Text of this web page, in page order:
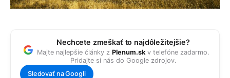
Nechcete zmeškať to najdôležitejšie?
Majte najlepšie články z Plenum.sk v telefóne zadarmo.
Pridajte si nás do Google zdrojov.
Sledovať na Googli